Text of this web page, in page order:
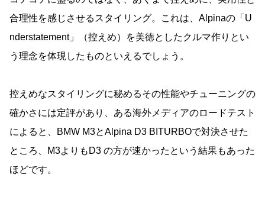
合理性を感じさせるスタイリング。これは、Alpinaの「U
nderstatement」（控えめ）を美徳としたクルマ作りとい
う理念を体現したものといえるでしょう。
控えめなスタイリングに秘めるその性能やチューニングの
確かさには定評があり、ある海外メディアのロードテスト
によると、BMW M3とAlpina D3 BITURBOで対決させた
ところ、M3よりもD3 の方が速かったという結果もあった
ほどです。